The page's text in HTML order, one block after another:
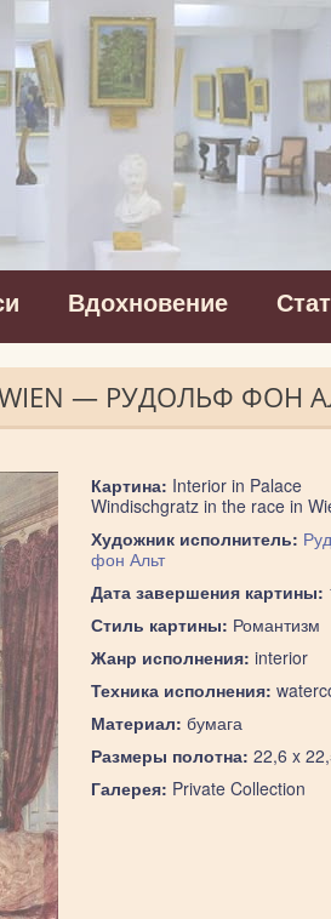
Вдохновение
IN WIEN — РУДОЛЬФ ФОН
Картина: Interior in Palace
Windischgratz in the race in
Художник исполнитель:
фон Альт
Дата завершения картины:
Стиль картины: Романтизм
Жанр исполнения: interior
Техника исполнения:
Материал: бумага
Размеры полотна: 22,6 x
Галерея: Private Collection